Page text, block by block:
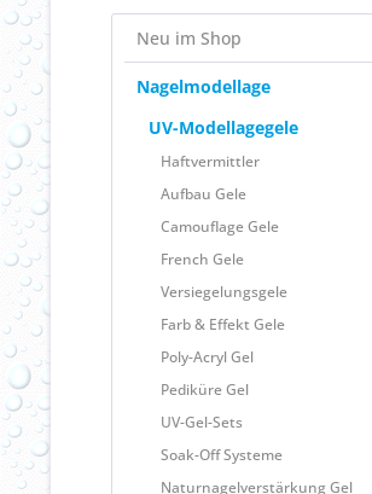
Neu im Shop
Nagelmodellage
UV-Modellagegele
Haftvermittler
Aufbau Gele
Camouflage Gele
French Gele
Versiegelungsgele
Farb & Effekt Gele
Poly-Acryl Gel
Pediküre Gel
UV-Gel-Sets
Soak-Off Systeme
Naturnagelverstärkung Gel